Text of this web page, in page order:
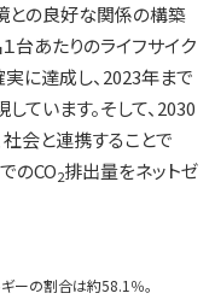
との良好な関係の構築
台あたりのライフサイク
に達成し、2023年まで
ています。そして、2030
会と連携することで
のCO2排出量をネットゼ
ーの割合は約58.1％。